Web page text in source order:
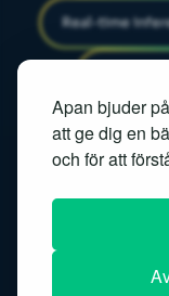
Apan bjuder
att ge dig en
och för att
Real-time
Responsible
Similarity